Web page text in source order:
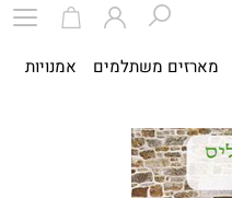
מארזים משתלמים אמנויות